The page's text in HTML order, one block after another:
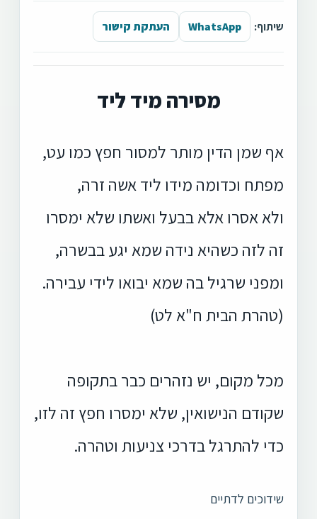
שיתוף: WhatsApp העתקת קישור
מסירה מיד ליד
אף שמן הדין מותר למסור חפץ כמו עט,
מפתח וכדומה מידו ליד אשה זרה,
ולא אסרו אלא בבעל ואשתו שלא ימסרו
זה לזה כשהיא נידה שמא יגע בבשרה,
ומפני שרגיל בה שמא יבואו לידי עבירה.
(טהרת הבית ח"א לט)
מכל מקום, יש נזהרים כבר בתקופה
שקודם הנישואין, שלא ימסרו חפץ זה לזו,
כדי להתרגל בדרכי צניעות וטהרה.
שידוכים לדתיים